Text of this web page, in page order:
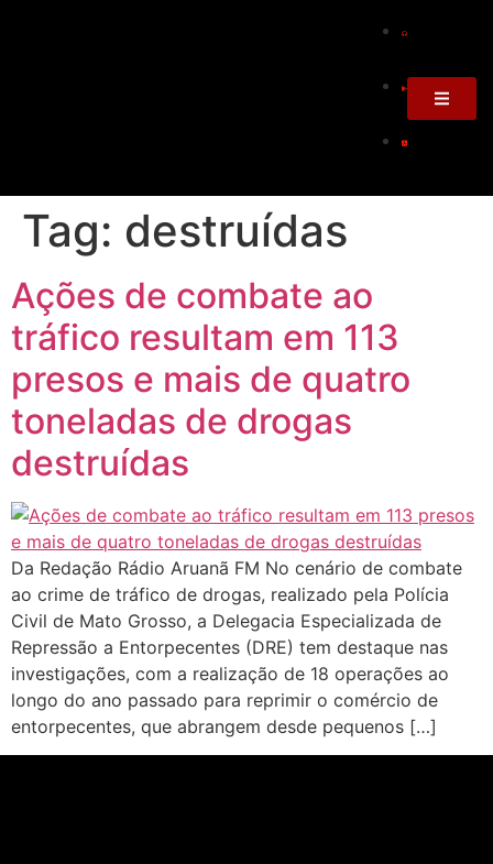
Tag: destruídas
Ações de combate ao
tráfico resultam em 113
presos e mais de quatro
toneladas de drogas
destruídas
Da Redação Rádio Aruanã FM No cenário de combate
ao crime de tráfico de drogas, realizado pela Polícia
Civil de Mato Grosso, a Delegacia Especializada de
Repressão a Entorpecentes (DRE) tem destaque nas
investigações, com a realização de 18 operações ao
longo do ano passado para reprimir o comércio de
entorpecentes, que abrangem desde pequenos […]